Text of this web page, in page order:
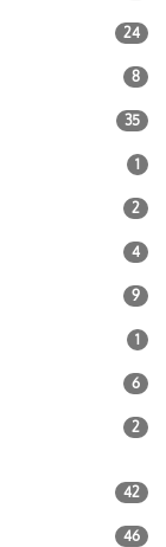
24
8
35
1
2
4
9
1
6
2
42
46